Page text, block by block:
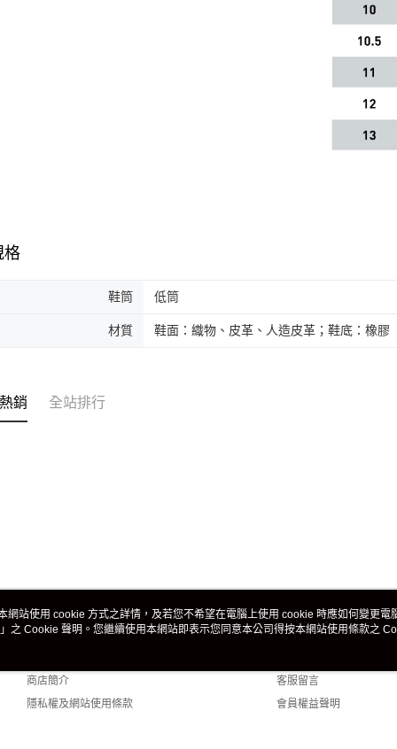
格
鞋筒 低筒
材質 鞋面：織物、皮革、人造皮革；鞋底：橡膠
銷 全站排行
關於我們
商店簡介
隱私權及網站使用條款
客服資訊
客服留言
會員權益聲明
網站使用 cookie 方式之詳情，及若您不希望在電腦上使用 cookie 時應如何變更電
」之 Cookie 聲明。您繼續使用本網站即表示您同意本公司得按本網站使用條款之